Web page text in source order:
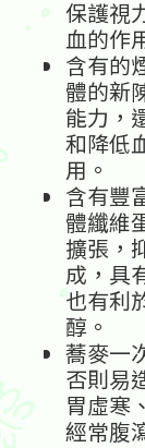
保護視
血的作
含有的
體的新
能力，
和降低
用。
含有豐
體纖維
擴張，
成，具
也有利
醇。
蕎麥一
否則易
胃虛寒
經常腹